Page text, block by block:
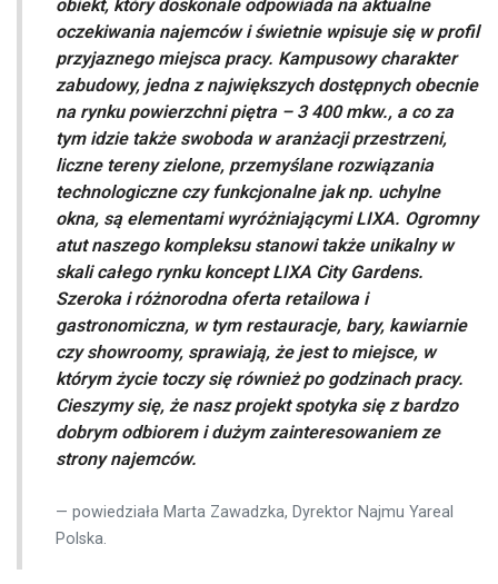
obiekt, który doskonale odpowiada na aktualne
oczekiwania najemców i świetnie wpisuje się w profil
przyjaznego miejsca pracy. Kampusowy charakter
zabudowy, jedna z największych dostępnych obecnie
na rynku powierzchni piętra – 3 400 mkw., a co za
tym idzie także swoboda w aranżacji przestrzeni,
liczne tereny zielone, przemyślane rozwiązania
technologiczne czy funkcjonalne jak np. uchylne
okna, są elementami wyróżniającymi LIXA. Ogromny
atut naszego kompleksu stanowi także unikalny w
skali całego rynku koncept LIXA City Gardens.
Szeroka i różnorodna oferta retailowa i
gastronomiczna, w tym restauracje, bary, kawiarnie
czy showroomy, sprawiają, że jest to miejsce, w
którym życie toczy się również po godzinach pracy.
Cieszymy się, że nasz projekt spotyka się z bardzo
dobrym odbiorem i dużym zainteresowaniem ze
strony najemców.
powiedziała Marta Zawadzka, Dyrektor Najmu Yareal
Polska.